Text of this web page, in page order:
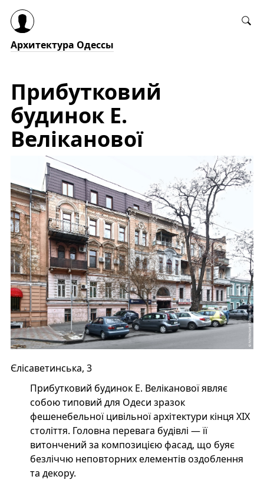
Архитектура Одессы
Прибутковий
будинок Е.
Веліканової
Єлісаветинська, 3
Прибутковий будинок Е. Веліканової являє
собою типовий для Одеси зразок
фешенебельної цивільної архітектури кінця XIX
століття. Головна перевага будівлі — її
витончений за композицією фасад, що буяє
безліччю неповторних елементів оздоблення
та декору.